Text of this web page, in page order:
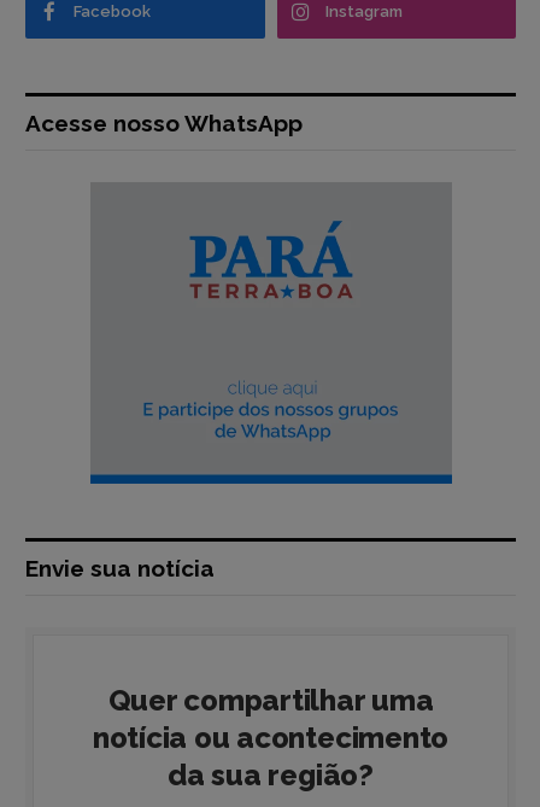
Facebook Instagram
Acesse nosso WhatsApp
Envie sua notícia
Quer compartilhar uma
notícia ou acontecimento
da sua região?